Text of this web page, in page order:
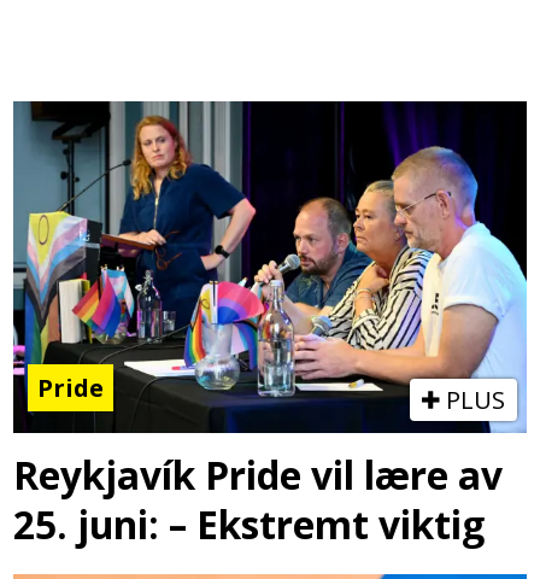
Pride PLUS
Reykjavík Pride vil lære av
25. juni: – Ekstremt viktig